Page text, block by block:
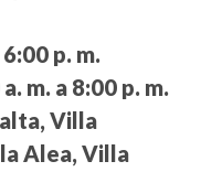
p. m.
m. a 8:00 p. m.
Villa
Alea, Villa